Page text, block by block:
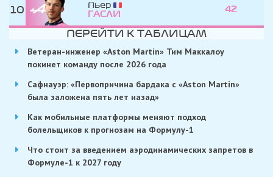
10
Пьер
ГАСЛИ
42
ПЕРЕЙТИ К ТАБЛИЦАМ
Ветеран-инженер «Aston Martin» Тим Маккалоу
покинет команду после 2026 года
Сафнауэр: «Первопричина бардака с «Aston Martin»
была заложена пять лет назад»
Как мобильные платформы меняют подход
болельщиков к прогнозам на Формулу-1
Что стоит за введением аэродинамических запретов в
Формуле-1 к 2027 году